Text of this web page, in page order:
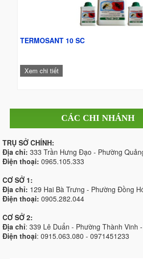
TERMOSANT 10 SC
Xem chi tiết
CÁC CHI NHÁNH
TRỤ SỞ CHÍNH:
Địa chỉ: 333 Trần Hưng Đạo - Phường
Điện thoại: 0965.105.333
CƠ SỞ 1:
Địa chỉ: 129 Hai Bà Trưng - Phường Đồng
Điện thoại: 0905.282.044
CƠ SỞ 2:
Địa chỉ: 339 Lê Duẩn - Phường Thành Vinh
Điện thoại: 0915.063.080 - 0971451233